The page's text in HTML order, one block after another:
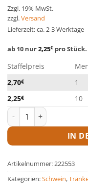
Zzgl. 19% MwSt.
zzgl.Versand
Lieferzeit: ca. 2-3 Werktage
ab 10 nur2,25€ pro Stück.
Staffelpreis
2,70€ 1
2,25€ 10
Trognippel Menge
IN
Artikelnummer: 222553
Kategorien:Schwein,